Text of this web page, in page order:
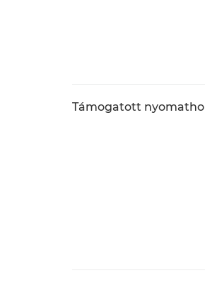
Támogatott